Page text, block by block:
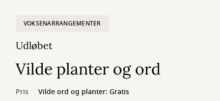
VOKSENARRANGEMENTER
Udløbet
Vilde planter og ord
Pris
Vilde ord og planter: Gratis